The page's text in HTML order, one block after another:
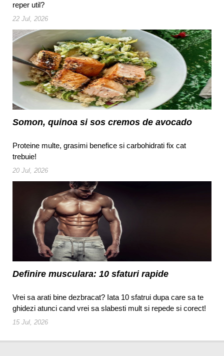
reper util?
22 Jul, 2026
Somon, quinoa si sos cremos de avocado
Proteine multe, grasimi benefice si carbohidrati fix cat
trebuie!
20 Jul, 2026
Definire musculara: 10 sfaturi rapide
Vrei sa arati bine dezbracat? Iata 10 sfatrui dupa care sa te
ghidezi atunci cand vrei sa slabesti mult si repede si corect!
15 Jul, 2026